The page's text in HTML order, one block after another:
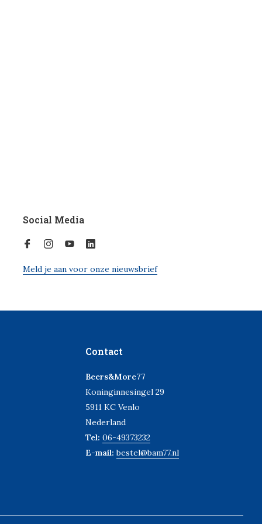
Social Media
Meld je aan voor onze nieuwsbrief
Contact
Beers&More77
Koninginnesingel 29
5911 KC Venlo
Nederland
Tel: 06-49373232
E-mail:bestel@bam77.nl